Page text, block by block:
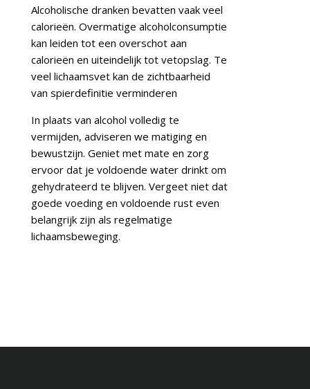
Alcoholische dranken bevatten vaak veel
calorieën. Overmatige alcoholconsumptie
kan leiden tot een overschot aan
calorieën en uiteindelijk tot vetopslag. Te
veel lichaamsvet kan de zichtbaarheid
van spierdefinitie verminderen
In plaats van alcohol volledig te
vermijden, adviseren we matiging en
bewustzijn. Geniet met mate en zorg
ervoor dat je voldoende water drinkt om
gehydrateerd te blijven. Vergeet niet dat
goede voeding en voldoende rust even
belangrijk zijn als regelmatige
lichaamsbeweging.